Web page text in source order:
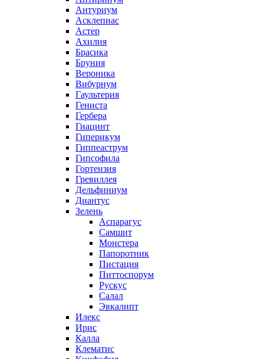
Антуриум
Асклепиас
Астер
Ахилия
Брасика
Бруния
Вероника
Вибурнум
Гаультерия
Гениста
Гербера
Гиацинт
Гиперикум
Гиппеаструм
Гипсофила
Гортензия
Гревиллея
Дельфиниум
Диантус
Зелень
Аспарагус
Самшит
Монстера
Папоротник
Пистация
Питтоспорум
Рускус
Салал
Эвкалипт
Илекс
Ирис
Калла
Клематис